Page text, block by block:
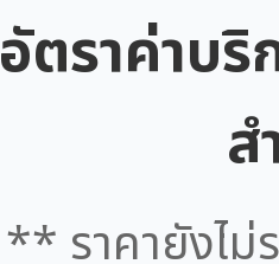
อัตราค่าบริ
ส
** ราคายังไ